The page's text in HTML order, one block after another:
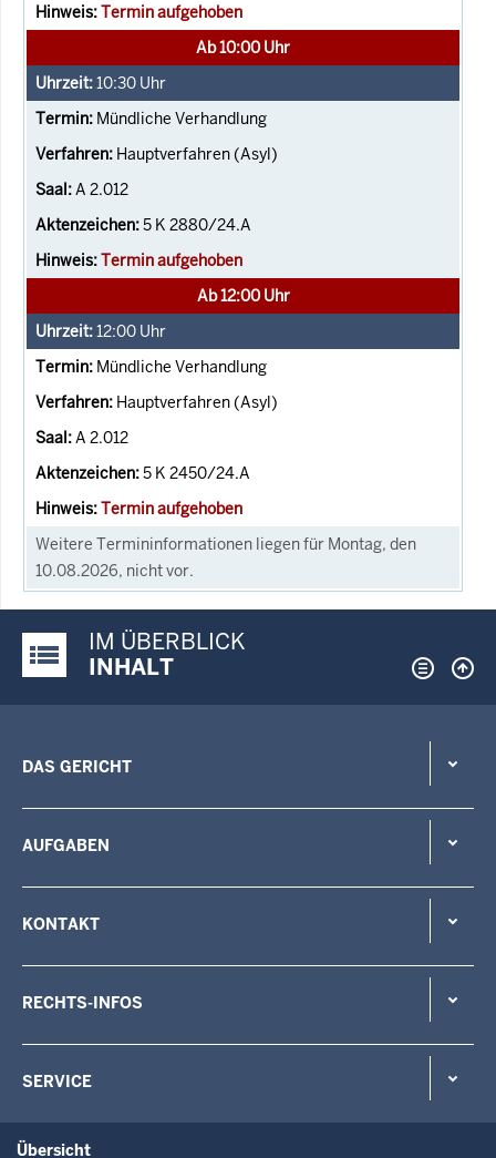
Termin aufgehoben
Ab 10:00 Uhr
10:30 Uhr
Mündliche Verhandlung
Hauptverfahren (Asyl)
A 2.012
5 K 2880/24.A
Termin aufgehoben
Ab 12:00 Uhr
12:00 Uhr
Mündliche Verhandlung
Hauptverfahren (Asyl)
A 2.012
5 K 2450/24.A
Termin aufgehoben
Weitere Termininformationen liegen für Montag, den
10.08.2026, nicht vor.
Justiz-Portal im Überblick:
IM ÜBERBLICK
INHALT
DAS GERICHT
AUFGABEN
KONTAKT
RECHTS-INFOS
SERVICE
Übersicht